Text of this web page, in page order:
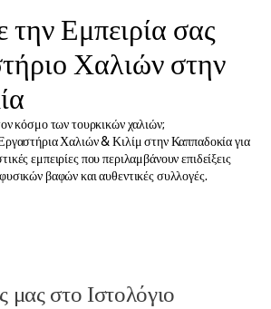
την Εμπειρία σας
Χαλιών στην
κόσμο των τουρκικών χαλιών;
Χαλιών & Κιλίμ στην Καππαδοκία για
εμπειρίες που περιλαμβάνουν επιδείξεις
βαφών και αυθεντικές συλλογές.
μας στο Ιστολόγιο